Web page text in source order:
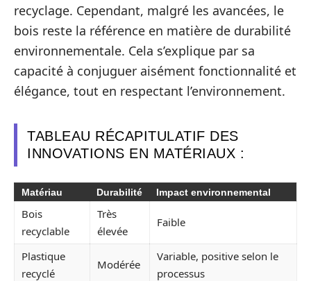
recyclage. Cependant, malgré les avancées, le
bois reste la référence en matière de durabilité
environnementale. Cela s’explique par sa
capacité à conjuguer aisément fonctionnalité et
élégance, tout en respectant l’environnement.
TABLEAU RÉCAPITULATIF DES
INNOVATIONS EN MATÉRIAUX :
Matériau Durabilité Impact environnemental
Bois
recyclable
Très
élevée
Faible
Plastique
recyclé
Modérée
Variable, positive selon le
processus